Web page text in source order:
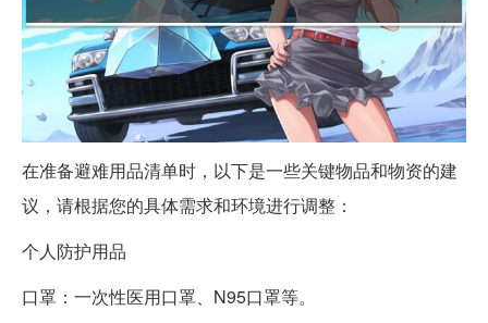
在准备避难用品清单时，以下是一些关键物品和物资的建
议，请根据您的具体需求和环境进行调整：
个人防护用品
口罩：一次性医用口罩、N95口罩等。